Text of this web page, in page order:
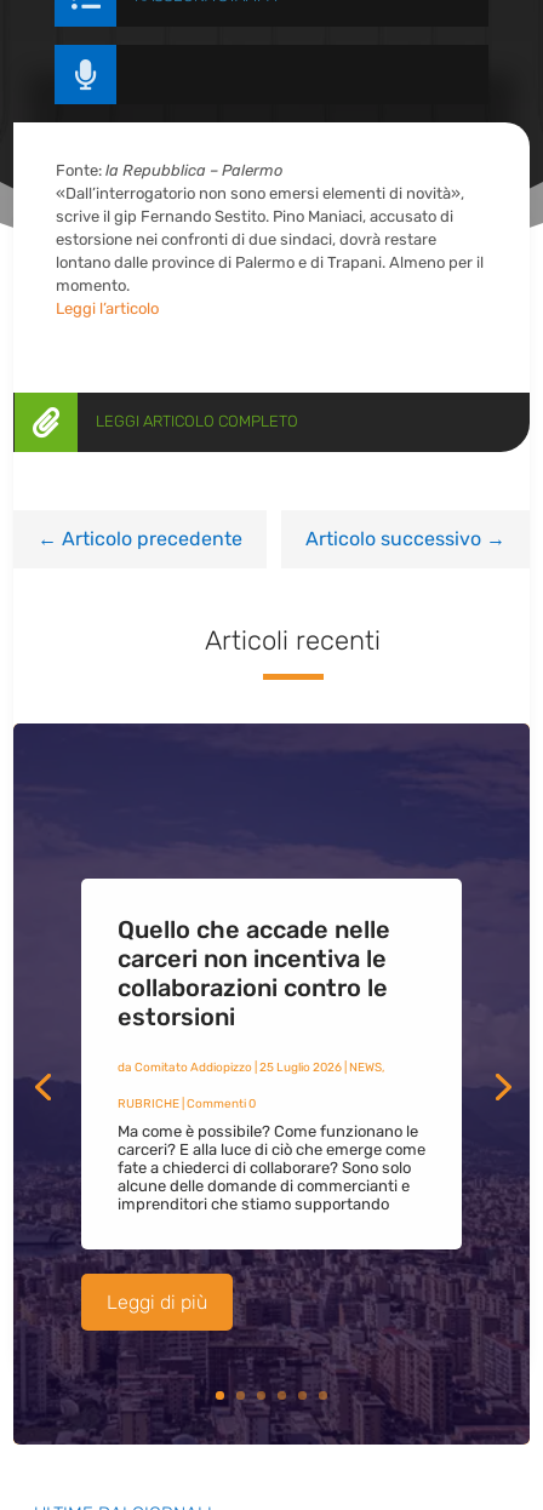

Fonte:la Repubblica – Palermo
«Dall’interrogatorio non sono emersi elementi di novità»,
scrive il gip Fernando Sestito. Pino Maniaci, accusato di
estorsione nei confronti di due sindaci, dovrà restare
lontano dalle province di Palermo e di Trapani. Almeno per il
momento.
Leggi l’articolo
 LEGGI ARTICOLO COMPLETO
←Articolo precedente Articolo successivo→
Articoli recenti
Quello che accade nelle
carceri non incentiva le
collaborazioni contro le
estorsioni
da Comitato Addiopizzo| 25 Luglio 2026| NEWS,
RUBRICHE| Commenti 0
Ma come è possibile? Come funzionano le
carceri? E alla luce di ciò che emerge come
fate a chiederci di collaborare? Sono solo
alcune delle domande di commercianti e
imprenditori che stiamo supportando
Leggi di più